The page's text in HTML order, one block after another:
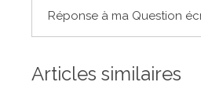
Articles similaires